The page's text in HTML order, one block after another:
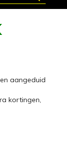
aangeduid
kortingen,